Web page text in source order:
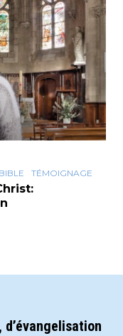
BIBLE TÉMOIGNAGE